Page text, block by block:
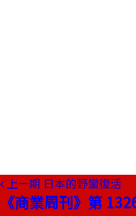
上一期 日本的野蠻復活
《商業周刊》第